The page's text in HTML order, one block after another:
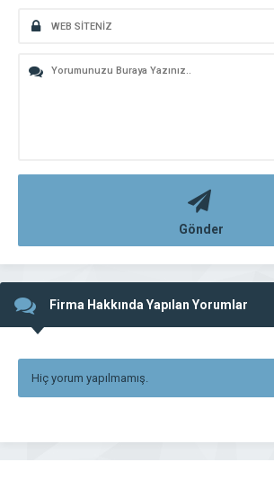
Gönder
Firma Hakkında Yapılan Yorumlar
Hiç yorum yapılmamış.